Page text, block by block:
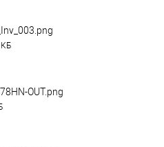
КБ
OUT.png